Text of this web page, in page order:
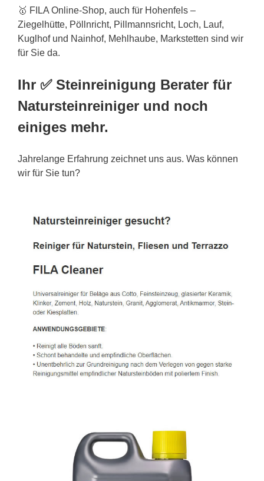
🥇 FILA Online-Shop, auch für Hohenfels –
Ziegelhütte, Pöllnricht, Pillmannsricht, Loch, Lauf,
Kuglhof und Nainhof, Mehlhaube, Markstetten sind wir
für Sie da.
Ihr ✅ Steinreinigung Berater für
Natursteinreiniger und noch
einiges mehr.
Jahrelange Erfahrung zeichnet uns aus. Was können
wir für Sie tun?